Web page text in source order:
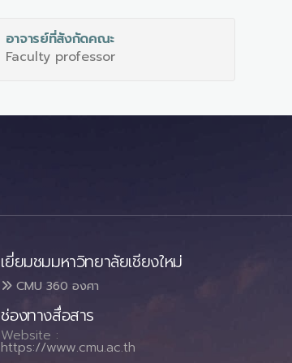
อาจารย์ที่สังกัดคณะ
Faculty professor
เยี่ยมชมมหาวิทยาลัยเชียงใหม่
CMU 360 องศา
ช่องทางสื่อสาร
Website :
https://www.cmu.ac.th